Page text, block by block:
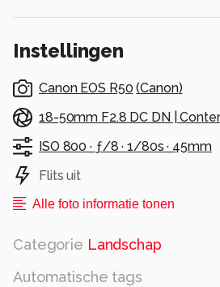
Instellingen
Canon EOS R50 (Canon)
18-50mm F2.8 DC DN |
ISO 800 · ƒ/8 ·1/80s · 45mm
Flits uit
Alle foto informatie tonen
Categorie Landschap
Automatische tags